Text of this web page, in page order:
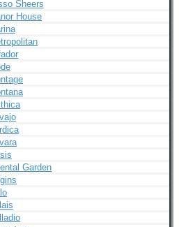
Sheers
House
Garden